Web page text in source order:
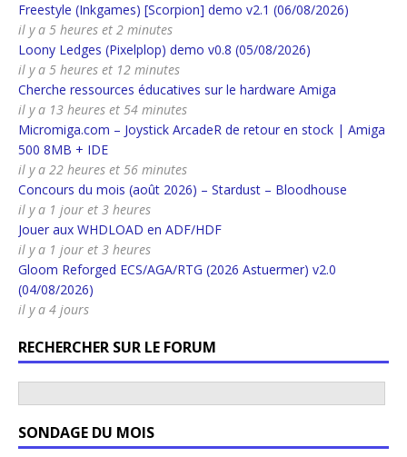
Freestyle (Inkgames) [Scorpion] demo v2.1 (06/08/2026)
il y a 5 heures et 2 minutes
Loony Ledges (Pixelplop) demo v0.8 (05/08/2026)
il y a 5 heures et 12 minutes
Cherche ressources éducatives sur le hardware Amiga
il y a 13 heures et 54 minutes
Micromiga.com – Joystick ArcadeR de retour en stock | Amiga
500 8MB + IDE
il y a 22 heures et 56 minutes
Concours du mois (août 2026) – Stardust – Bloodhouse
il y a 1 jour et 3 heures
Jouer aux WHDLOAD en ADF/HDF
il y a 1 jour et 3 heures
Gloom Reforged ECS/AGA/RTG (2026 Astuermer) v2.0
(04/08/2026)
il y a 4 jours
RECHERCHER SUR LE FORUM
SONDAGE DU MOIS